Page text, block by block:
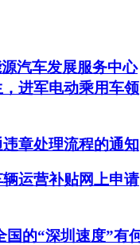
汽车发展服务中心
进军电动乘用车领
章处理流程的通知
运营补贴网上申请
国的“深圳速度”有